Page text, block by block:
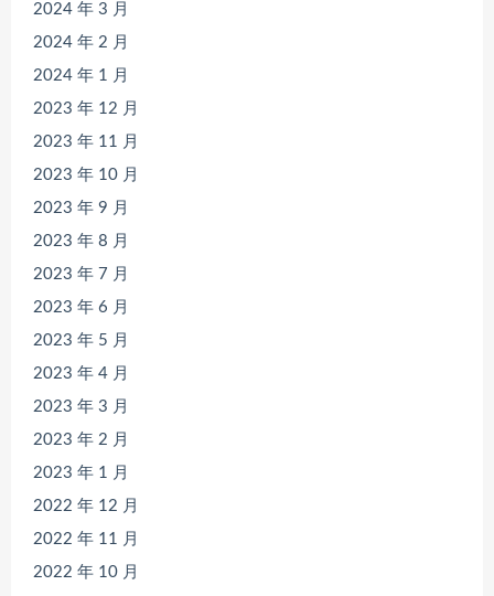
2024 年 3 月
2024 年 2 月
2024 年 1 月
2023 年 12 月
2023 年 11 月
2023 年 10 月
2023 年 9 月
2023 年 8 月
2023 年 7 月
2023 年 6 月
2023 年 5 月
2023 年 4 月
2023 年 3 月
2023 年 2 月
2023 年 1 月
2022 年 12 月
2022 年 11 月
2022 年 10 月